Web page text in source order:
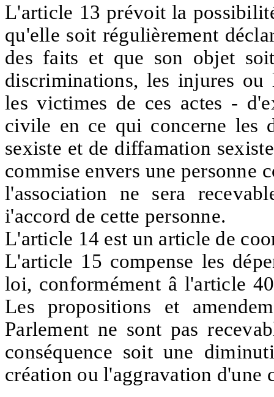
L'article 13 prévoit la
qu'elle soit régulièrement
des faits et que son objet
discriminations, les injures ou
les victimes de ces actes -
civile en ce qui concerne les
sexiste et de diffamation
commise envers une personne
l'association ne sera
i'accord de cette personne.
L'article 14 est un article de
L'article 15 compense les
loi, conformément â l'article
Les propositions et
Parlement ne sont pas
conséquence soit une
création ou l'aggravation d'une